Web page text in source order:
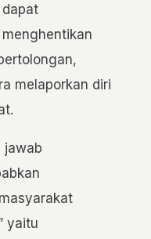
melaporkan diri
jawab
yaitu